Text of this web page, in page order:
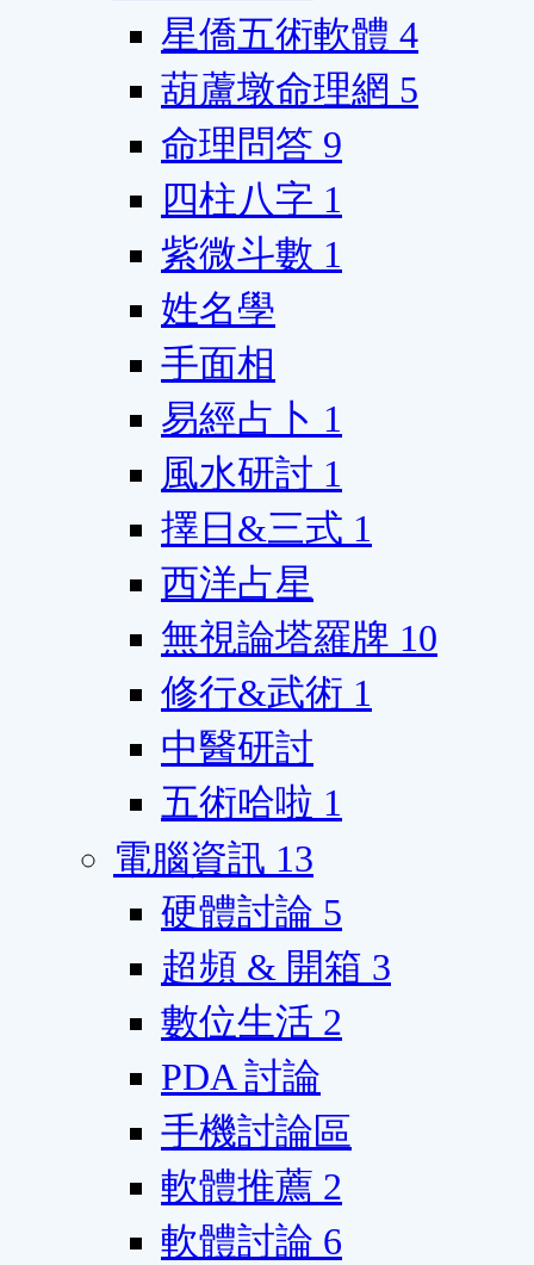
星僑五術軟體 4
葫蘆墩命理網 5
命理問答 9
四柱八字 1
紫微斗數 1
姓名學
手面相
易經占卜 1
風水研討 1
擇日&三式 1
西洋占星
無視論塔羅牌 10
修行&武術 1
中醫研討
五術哈啦 1
電腦資訊 13
硬體討論 5
超頻 & 開箱 3
數位生活 2
PDA 討論
手機討論區
軟體推薦 2
軟體討論 6